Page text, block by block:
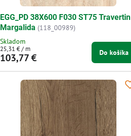
EGG_PD 38X600 F030 ST75 Travertin
Margalida (118_00989)
Skladom
103,77 €
25,31 €/ m Do košíka